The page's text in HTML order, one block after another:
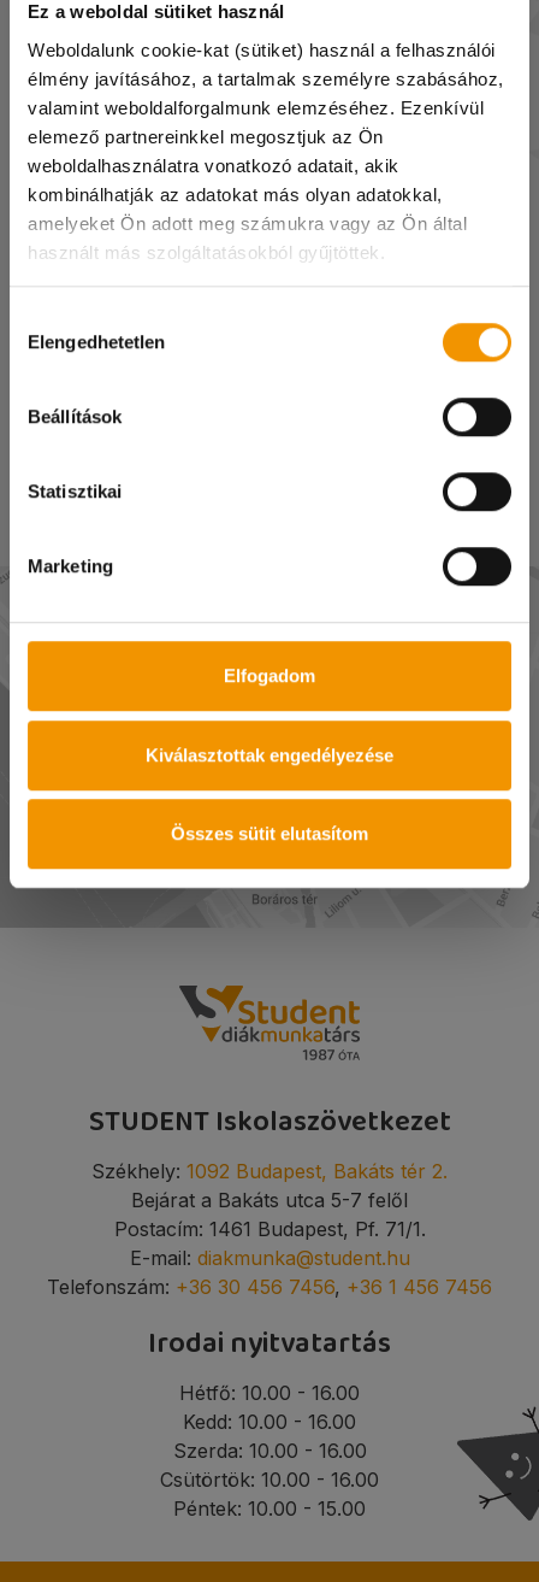
Ez a weboldal sütiket használ
Weboldalunk cookie-kat (sütiket) használ a felhasználói
élmény javításához, a tartalmak személyre szabásához,
valamint weboldalforgalmunk elemzéséhez. Ezenkívül
elemező partnereinkkel megosztjuk az Ön
weboldalhasználatra vonatkozó adatait, akik
kombinálhatják az adatokat más olyan adatokkal,
amelyeket Ön adott meg számukra vagy az Ön által
használt más szolgáltatásokból gyűjtöttek.
kiválasztása
Elengedhetetlen
Beállítások
Statisztikai
Marketing
Elfogadom
Kiválasztottak engedélyezése
Összes sütit elutasítom
Kedves diákok!
A hőségriadóra való tekintettel 07.31. és 08.04.
között irodánk zárva tart!
A diakmunka@student.hu e-mail címen és a
alatt is elértek minket, viszont csak online
ügyintézésre lesz lehetőség.
Megértéseteket köszönjük!
Szénási Nikolett
szenasi@student.hu
+36 20 485 9601
MUTASD AZ UTAT!
STUDENT Iskolaszövetkezet
Székhely: 1092 Budapest, Bakáts tér 2.
Bejárat a Bakáts utca 5-7 felől
Postacím: 1461 Budapest, Pf. 71/1.
E-mail: diakmunka@student.hu
Telefonszám: +36 30 456 7456, +36 1 456 7456
Irodai nyitvatartás
Hétfő: 10.00 - 16.00
Kedd: 10.00 - 16.00
Szerda: 10.00 - 16.00
Csütörtök: 10.00 - 16.00
Péntek: 10.00 - 15.00